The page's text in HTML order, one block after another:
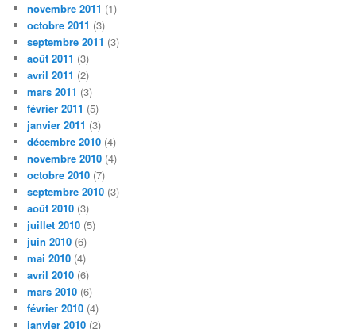
novembre 2011 (1)
octobre 2011 (3)
septembre 2011 (3)
août 2011 (3)
avril 2011 (2)
mars 2011 (3)
février 2011 (5)
janvier 2011 (3)
décembre 2010 (4)
novembre 2010 (4)
octobre 2010 (7)
septembre 2010 (3)
août 2010 (3)
juillet 2010 (5)
juin 2010 (6)
mai 2010 (4)
avril 2010 (6)
mars 2010 (6)
février 2010 (4)
janvier 2010 (2)